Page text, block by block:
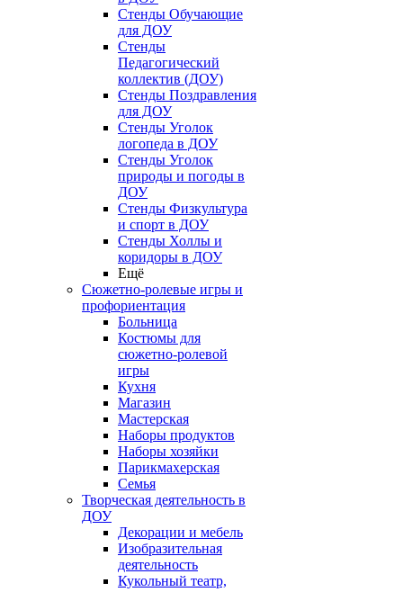
Стенды Обучающие
для ДОУ
Стенды
Педагогический
коллектив (ДОУ)
Стенды Поздравления
для ДОУ
Стенды Уголок
логопеда в ДОУ
Стенды Уголок
природы и погоды в
ДОУ
Стенды Физкультура
и спорт в ДОУ
Стенды Холлы и
коридоры в ДОУ
Ещё
Сюжетно-ролевые игры и
профориентация
Больница
Костюмы для
сюжетно-ролевой
игры
Кухня
Магазин
Мастерская
Наборы продуктов
Наборы хозяйки
Парикмахерская
Семья
Творческая деятельность в
ДОУ
Декорации и мебель
Изобразительная
деятельность
Кукольный театр,